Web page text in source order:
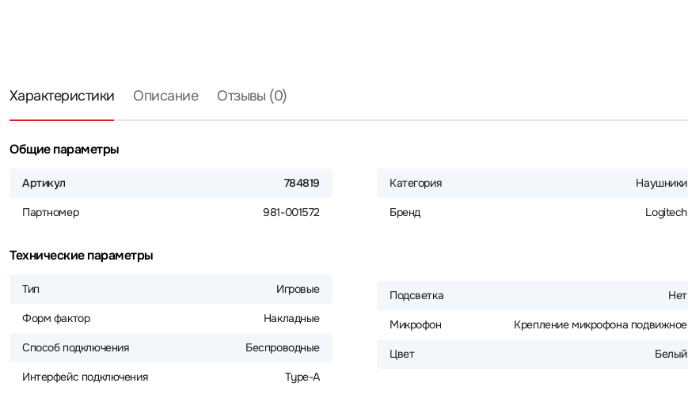
Характеристики Описание Отзывы (0)
Общие параметры
Артикул 784819
Партномер 981-001572
Категория Наушники
Бренд Logitech
Технические параметры
Тип Игровые
Форм фактор Накладные
Способ подключения Беспроводные
Интерфейс подключения Type-A
Подсветка Нет
Микрофон Крепление микрофона подвижное
Цвет Белый